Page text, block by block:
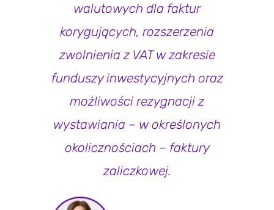
walutowych dla faktur
korygujących, rozszerzenia
zwolnienia z VAT w zakresie
funduszy inwestycyjnych oraz
możliwości rezygnacji z
wystawiania – w określonych
okolicznościach – faktury
zaliczkowej.